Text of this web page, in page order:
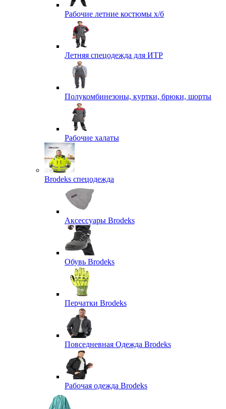
Рабочие летние костюмы х/б
Летняя спецодежда для ИТР
Полукомбинезоны, куртки, брюки, шорты
Рабочие халаты
Brodeks спецодежда
Аксессуары Brodeks
Обувь Brodeks
Перчатки Brodeks
Повседневная Одежда Brodeks
Рабочая одежда Brodeks